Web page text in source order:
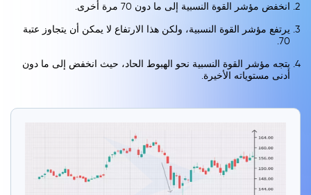
انخفض مؤشر القوة النسبية إلى ما دون 70 مرة أخرى.
يرتفع مؤشر القوة النسبية، ولكن هذا الارتفاع لا يمكن أن يتجاوز عتبة
70.
يتجه مؤشر القوة النسبية نحو الهبوط الحاد، حيث انخفض إلى ما دون
أدنى مستوياته الأخيرة.